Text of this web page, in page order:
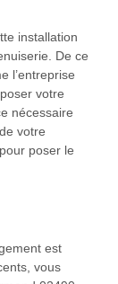
installation
De ce
l’entreprise
votre
nécessaire
votre
poser le
est
vous